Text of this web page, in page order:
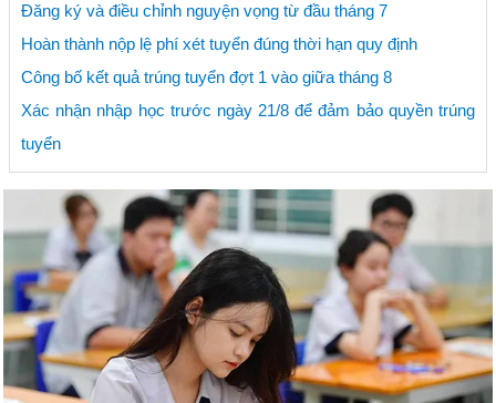
Đăng ký và điều chỉnh nguyện vọng từ đầu tháng 7
Hoàn thành nộp lệ phí xét tuyển đúng thời hạn quy định
Công bố kết quả trúng tuyển đợt 1 vào giữa tháng 8
Xác nhận nhập học trước ngày 21/8 để đảm bảo quyền trúng
tuyển